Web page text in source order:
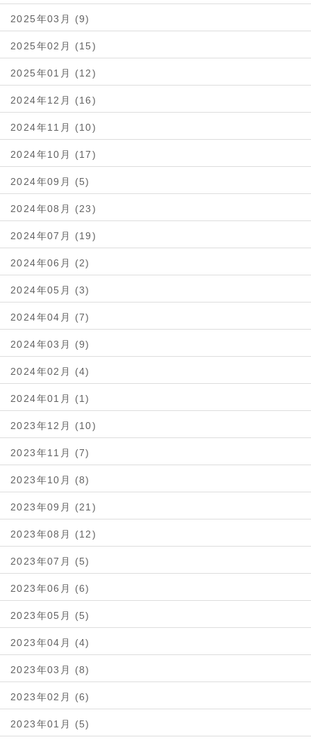
2025年03月 (9)
2025年02月 (15)
2025年01月 (12)
2024年12月 (16)
2024年11月 (10)
2024年10月 (17)
2024年09月 (5)
2024年08月 (23)
2024年07月 (19)
2024年06月 (2)
2024年05月 (3)
2024年04月 (7)
2024年03月 (9)
2024年02月 (4)
2024年01月 (1)
2023年12月 (10)
2023年11月 (7)
2023年10月 (8)
2023年09月 (21)
2023年08月 (12)
2023年07月 (5)
2023年06月 (6)
2023年05月 (5)
2023年04月 (4)
2023年03月 (8)
2023年02月 (6)
2023年01月 (5)